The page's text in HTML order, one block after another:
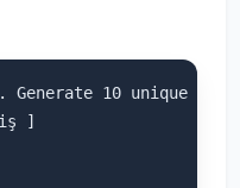
10 unique and
]